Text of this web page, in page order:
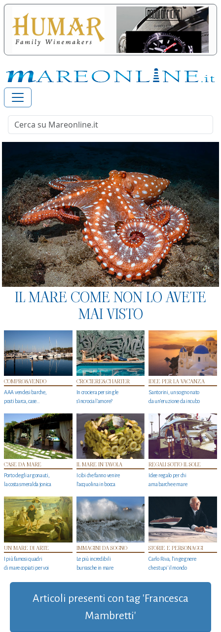
IL MARE COME NON LO AVETE
MAI VISTO
COMPRO&VENDO
AAA vendesi barche,
posti barca, case…
CROCIERE&CHARTER
In crociera per single
s'incrocia l’amore?
IDEE PER LA VACANZA
Santorini, un sogno nato
da un’eruzione da incubo
CASE DA MARE
Porto degli argonauti,
la costa smeralda jonica
IL MARE IN TAVOLA
I cibi che fanno venire
l’acquolina in bocca
REGALI SOTTO IL SOLE
Idee regalo per chi
ama barche e mare
UN MARE DI ARTE
I più famosi quadri
di mare copiati per voi
IMMAGINI DA SOGNO
Le più incredibili
burrasche in mare
STORIE E PERSONAGGI
Carlo Riva, l’ingegnere
che stupi' il mondo
Articoli presenti con tag 'Francesca
Mambretti'